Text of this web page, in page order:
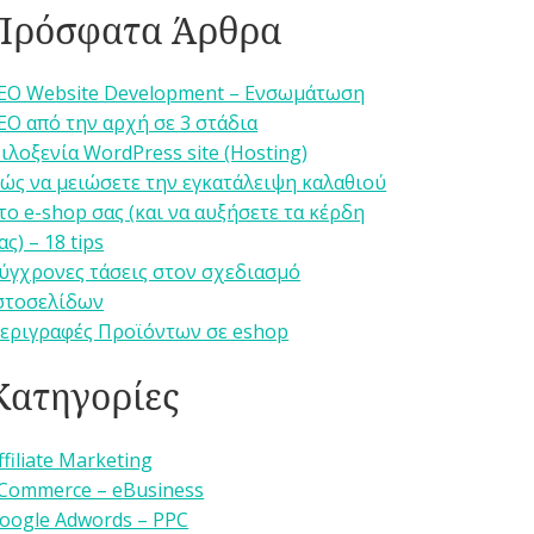
Άρθρα
Website Development – Ενσωμάτωση
από την αρχή σε 3 στάδια
WordPress site (Hosting)
να μειώσετε την εγκατάλειψη καλαθιού
e-shop σας (και να αυξήσετε τα κέρδη
– 18 tips
τάσεις στον σχεδιασμό
Προϊόντων σε eshop
Marketing
– eBusiness
Adwords – PPC